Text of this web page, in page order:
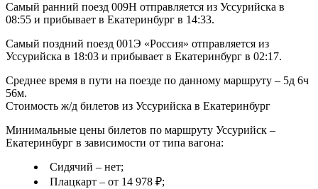
Самый ранний поезд 009Н отправляется из Уссурийска в
08:55 и прибывает в Екатеринбург в 14:33.
Самый поздний поезд 001Э «Россия» отправляется из
Уссурийска в 18:03 и прибывает в Екатеринбург в 02:17.
Среднее время в пути на поезде по данному маршруту – 5д 6ч
56м.
Стоимость ж/д билетов из Уссурийска в Екатеринбург
Минимальные цены билетов по маршруту Уссурийск –
Екатеринбург в зависимости от типа вагона:
Сидячий – нет;
Плацкарт – от 14 978 ₽;